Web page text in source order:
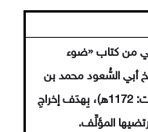
من كتاب «ضوء
أبي السُّعود محمد بن
علي إسكندر الحُسيني المصري الحنفي (ت: 1172ه)، بِهدَف إخراجِ
المؤلِّف.